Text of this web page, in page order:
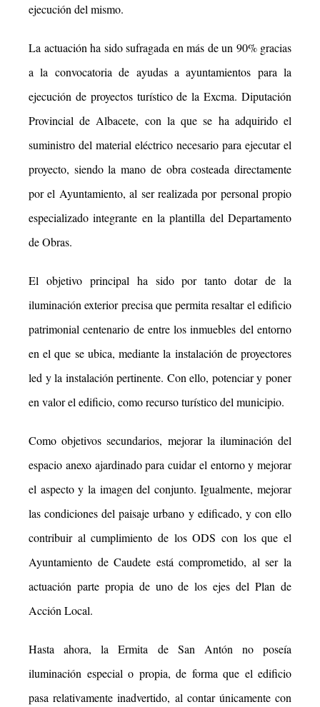
ejecución del mismo.
La actuación ha sido sufragada en más de un 90% gracias
a la convocatoria de ayudas a ayuntamientos para la
ejecución de proyectos turístico de la Excma. Diputación
Provincial deAlbacete, con la que se ha adquirido el
suministro del material eléctrico necesario para ejecutar el
proyecto, siendo la mano de obra costeada directamente
por el Ayuntamiento, al ser realizadapor personal propio
especializado integrante en la plantilla del Departamento
de Obras.
El objetivo principal ha sido por tanto dotar de la
iluminación exterior precisa que permita resaltar el edificio
patrimonial centenario de entre los inmuebles del entorno
en el que se ubica, mediante la instalación de proyectores
led y la instalación pertinente. Con ello, potenciar y poner
en valor eledificio, como recurso turístico del municipio.
Como objetivos secundarios, mejorar la iluminación del
espacio anexo ajardinado para cuidar el entorno y mejorar
el aspecto y la imagen del conjunto. Igualmente, mejorar
las condiciones delpaisaje urbano y edificado, y con ello
contribuir al cumplimiento de los ODS con los que el
Ayuntamiento de Caudete está comprometido, al ser la
actuación parte propia de uno de losejes del Plan de
Acción Local.
Hasta ahora, la Ermita de San Antón no poseía
iluminación especial o propia, de forma que el edificio
pasa relativamente inadvertido, al contar únicamente con